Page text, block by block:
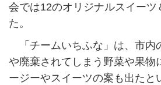
会では12のオリジナルスイー
た。
「チームいちふな」は、市内
や廃棄されてしまう野菜や果物
ージーやスイーツの案も出たと